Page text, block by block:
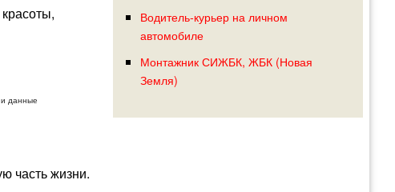
часть жизни.
Водитель-курьер на личном
автомобиле
Монтажник СИЖБК, ЖБК (Новая
Земля)
и данные